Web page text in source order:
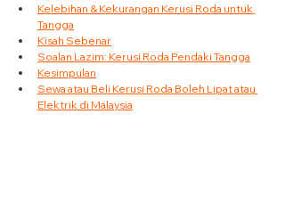
Kelebihan & Kekurangan Kerusi Roda untuk
Tangga
Kisah Sebenar
Soalan Lazim: Kerusi Roda Pendaki Tangga
Kesimpulan
Sewa atau Beli Kerusi Roda Boleh Lipat atau
Elektrik di Malaysia